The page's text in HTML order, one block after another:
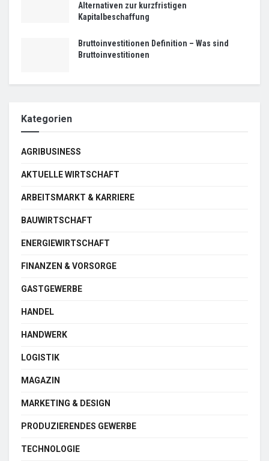
Alternativen zur kurzfristigen
Kapitalbeschaffung
Bruttoinvestitionen Definition – Was sind
Bruttoinvestitionen
Kategorien
AGRIBUSINESS
AKTUELLE WIRTSCHAFT
ARBEITSMARKT & KARRIERE
BAUWIRTSCHAFT
ENERGIEWIRTSCHAFT
FINANZEN & VORSORGE
GASTGEWERBE
HANDEL
HANDWERK
LOGISTIK
MAGAZIN
MARKETING & DESIGN
PRODUZIERENDES GEWERBE
TECHNOLOGIE